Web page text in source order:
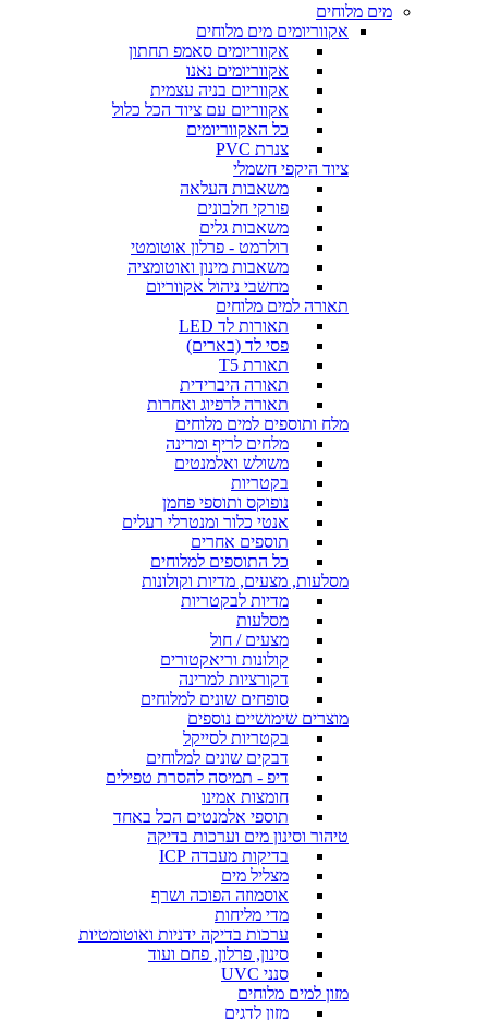
מים מלוחים
אקווריומים מים מלוחים
אקווריומים סאמפ תחתון
אקווריומים נאנו
אקווריום בניה עצמית
אקווריום עם ציוד הכל כלול
כל האקווריומים
צנרת PVC
ציוד היקפי חשמלי
משאבות העלאה
פורקי חלבונים
משאבות גלים
רולרמט - פרלון אוטומטי
משאבות מינון ואוטומציה
מחשבי ניהול אקווריום
תאורה למים מלוחים
תאורות לד LED
פסי לד (בארים)
תאורת T5
תאורה היברידית
תאורה לרפיוג ואחרות
מלח ותוספים למים מלוחים
מלחים לריף ומרינה
משולש ואלמנטים
בקטריות
נופוקס ותוספי פחמן
אנטי כלור ומנטרלי רעלים
תוספים אחרים
כל התוספים למלוחים
מסלעות, מצעים, מדיות וקולונות
מדיות לבקטריות
מסלעות
מצעים / חול
קולונות וריאקטורים
דקורציות למרינה
סופחים שונים למלוחים
מוצרים שימושיים נוספים
בקטריות לסייקל
דבקים שונים למלוחים
דיפ - תמיסה להסרת טפילים
חומצות אמינו
תוספי אלמנטים הכל באחד
טיהור וסינון מים וערכות בדיקה
בדיקות מעבדה ICP
מצליל מים
אוסמוזה הפוכה ושרף
מדי מליחות
ערכות בדיקה ידניות ואוטומטיות
סינון, פרלון, פחם ועוד
סנני UVC
מזון למים מלוחים
מזון לדגים